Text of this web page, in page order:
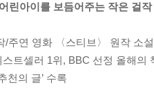
린아이를 보듬어주는 작은 걸작
/주연 영화 〈스티브〉 원작 소설
트셀러 1위, BBC 선정 올해의
천의 글’ 수록